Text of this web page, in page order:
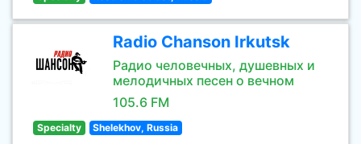
Radio Chanson Irkutsk
Радио человечных, душевных и
мелодичных песен о вечном
105.6 FM
Specialty Shelekhov, Russia